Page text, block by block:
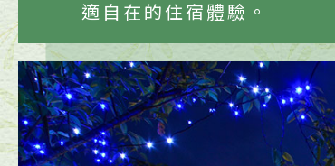
適自在的住宿體驗。